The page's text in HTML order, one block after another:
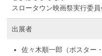
スロータウン映画祭実行委員
出展者
佐々木順一郎（ポスター